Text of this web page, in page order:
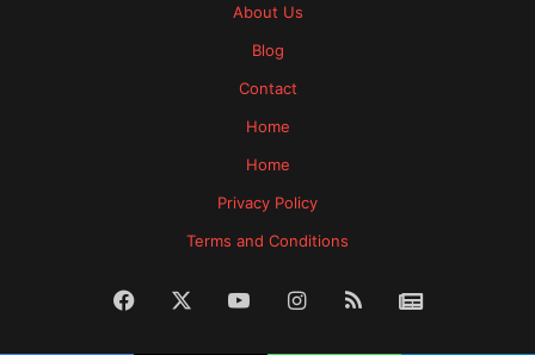
About Us
Blog
Contact
Home
Home
Privacy Policy
Terms and Conditions
Facebook YouTubeInstagram
RSS News